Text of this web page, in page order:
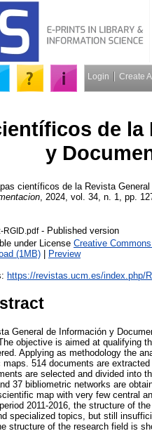
Login Create
de
y
científicos de la Revista
, 2024, vol. 34, n. 1, pp.
RGID.pdf- Published version
under License Creative
(1MB) | Preview
https://revistas.ucm.es/index.php/
General de Información y
objective is aimed at qualifying
Applying as methodology the
514 documents are
are selected and divided into
37 bibliometric networks are
map with very few central
2011-2016, the structure of
specialized topics, but still
structure of the research field is